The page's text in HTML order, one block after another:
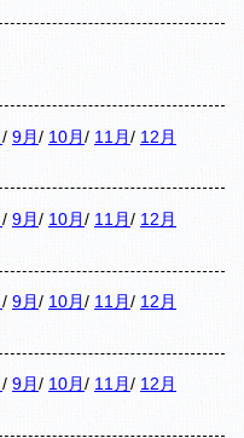
/ 9月 / 10月 / 11月 / 12月
/ 9月 / 10月 / 11月 / 12月
/ 9月 / 10月 / 11月 / 12月
/ 9月 / 10月 / 11月 / 12月